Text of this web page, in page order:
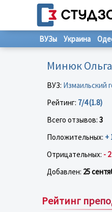
ВУЗы Украина
Минюк
ВУЗ: Измаильский
Рейтинг: 7/4 (1.8)
Всего отзывов: 3
Положительных: +
Отрицательных: - 2
Добавлен: 25
Рейтинг